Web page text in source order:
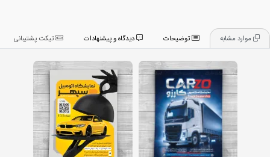
توضیحات تیکت پشتیبانی